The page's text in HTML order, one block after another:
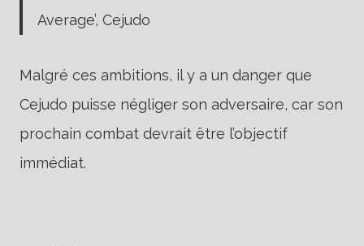
Average’, Cejudo
Malgré ces ambitions, il y a un danger que
Cejudo puisse négliger son adversaire, car son
prochain combat devrait être l’objectif
immédiat.